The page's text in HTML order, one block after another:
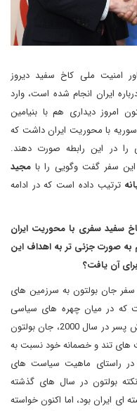
امنیت ملی کاخ سفید دیروز
ایران انجام شده است، وارد
امروز دیداری هم با بنیامین
سوریه با محوریت ایران داشت که
را در این رابطه صورت دهند.
این سفر گفت وگویی را بامجید
ترتیب داده است که در ادامه
سفید سفری با محوریت ایران
به صورت جزئی تر به اهداف این
آن یافت؟
جان بولتون به سرزمین های
که در میان چهره های سیاسی
آمریکایی به خصوص بعد از روی کار آمدن بوش پسر در سال 2000، جان بولتون
های تند و خصمانه خود نسبت به
راستای ماهیت سیاست های
بولتون در سال های گذشته
ایران بود، اما اکنون خواسته